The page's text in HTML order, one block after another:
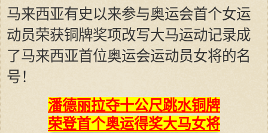
马来西亚有史以来参与奥运会首个女运
动员荣获铜牌奖项改写大马运动记录成
了马来西亚首位奥运会运动员女将的名
号！
潘德丽拉夺十公尺跳水铜牌
荣登首个奥运得奖大马女将